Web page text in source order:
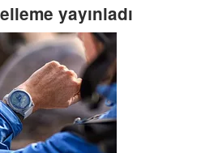
yayınladı